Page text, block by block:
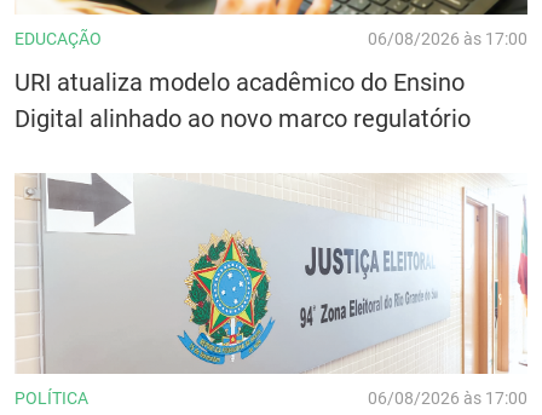
EDUCAÇÃO 06/08/2026 às 17:00
URI atualiza modelo acadêmico do Ensino
Digital alinhado ao novo marco regulatório
POLÍTICA 06/08/2026 às 17:00